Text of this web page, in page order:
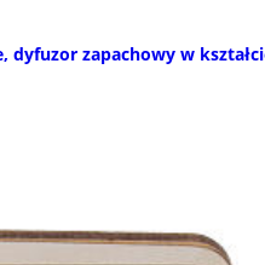
dyfuzor zapachowy w